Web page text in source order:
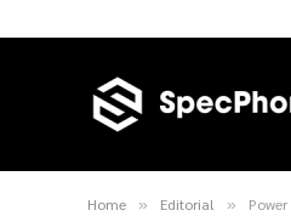
Home » Editorial »